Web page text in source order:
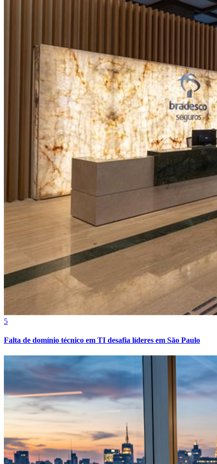
Athletico-PR
Bragantino
5
Falta de domínio técnico em TI desafia líderes em São Paulo